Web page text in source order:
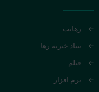
رهانت
بنیاد خیریه رها
فیلم
نرم افزار